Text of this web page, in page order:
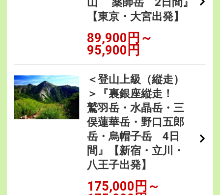
【東京・大宮出発】
89,900円～
95,900円
＜登山上級（縦走）
＞『裏銀座縦走！
鷲羽岳・水晶岳・三
俣蓮華岳・野口五郎
岳・烏帽子岳 4日
間』【新宿・立川・
八王子出発】
175,000円～